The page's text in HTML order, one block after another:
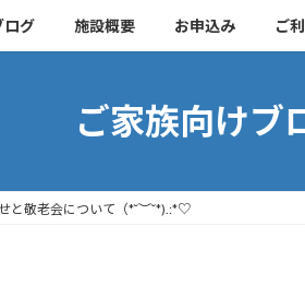
ログ 施設概要 お申込み ご
ご家族向けブ
と敬老会について（*˘︶˘*).:*♡